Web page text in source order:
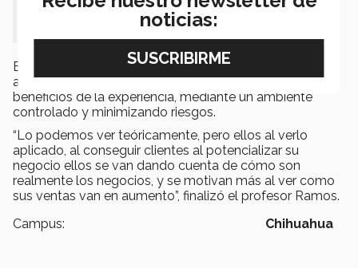
Estrada, Kuira.
Este tipo de iniciativas garantizan que los alumnos se
adentran en el mundo practico obteniendo los
beneficios de la experiencia, mediante un ambiente
controlado y minimizando riesgos.
“Lo podemos ver teóricamente, pero ellos al verlo
aplicado, al conseguir clientes al potencializar su
negocio ellos se van dando cuenta de cómo son
realmente los negocios, y se motivan más al ver como
sus ventas van en aumento”, finalizó el profesor Ramos.
Campus:
Chihuahua
noticias: